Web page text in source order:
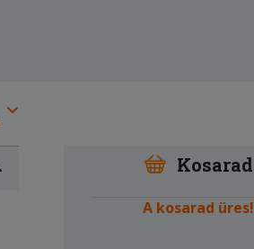
Kosarad
A kosarad üres!